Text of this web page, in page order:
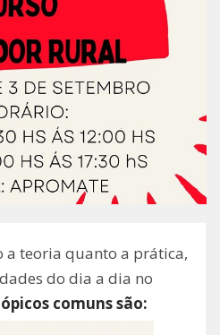
a teoria quanto a prática,
do dia a dia no
comuns são: